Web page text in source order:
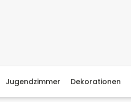
Jugendzimmer Dekorationen